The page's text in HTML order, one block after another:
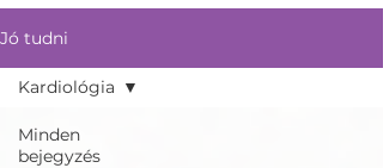
Jó tudni
Minden
bejegyzés
Kardiológia